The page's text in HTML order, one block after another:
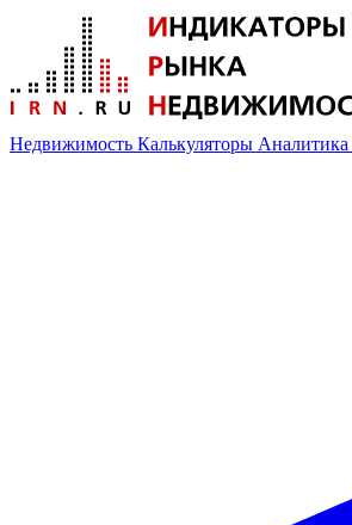
Недвижимость Калькуляторы Аналитика